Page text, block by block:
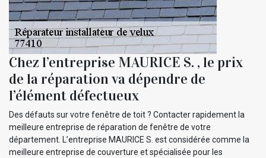
Chez l’entreprise MAURICE S. , le prix
de la réparation va dépendre de
l’élément défectueux
Des défauts sur votre fenêtre de toit ? Contacter rapidement la
meilleure entreprise de réparation de fenêtre de votre
département. L’entreprise MAURICE S. est considérée comme la
meilleure entreprise de couverture et spécialisée pour les